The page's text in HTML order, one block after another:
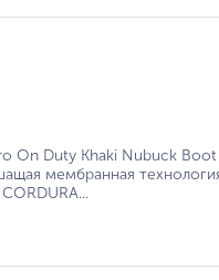
Duty Khaki Nubuck Boot
мембранная